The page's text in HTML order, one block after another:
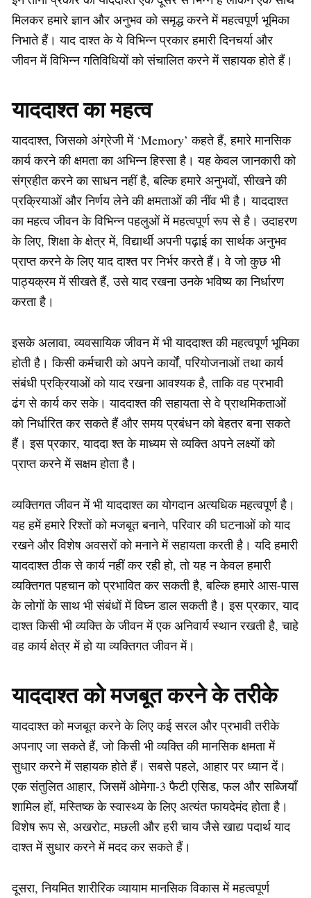
मिलकर हमारे ज्ञान और अनुभव को समृद्ध करने में महत्वपूर्ण भूमिका
निभाते हैं। याद दाश्त के ये विभिन्न प्रकार हमारी दिनचर्या और
जीवन में विभिन्न गतिविधियों को संचालित करने में सहायक होते हैं।
याददाश्त का महत्व
याददाश्त, जिसको अंग्रेजी में ‘Memory’ कहते हैं, हमारे मानसिक
कार्य करने की क्षमता का अभिन्न हिस्सा है। यह केवल जानकारी को
संग्रहीत करने का साधन नहीं है, बल्कि हमारे अनुभवों, सीखने की
प्रक्रियाओं और निर्णय लेने की क्षमताओं की नींव भी है। याददाश्त
का महत्व जीवन के विभिन्न पहलुओं में महत्वपूर्ण रूप से है। उदाहरण
के लिए, शिक्षा के क्षेत्र में, विद्यार्थी अपनी पढ़ाई का सार्थक अनुभव
प्राप्त करने के लिए याद दाश्त पर निर्भर करते हैं। वे जो कुछ भी
पाठ्यक्रम में सीखते हैं, उसे याद रखना उनके भविष्य का निर्धारण
करता है।
इसके अलावा, व्यवसायिक जीवन में भी याददाश्त की महत्वपूर्ण भूमिका
होती है। किसी कर्मचारी को अपने कार्यों, परियोजनाओं तथा कार्य
संबंधी प्रक्रियाओं को याद रखना आवश्यक है, ताकि वह प्रभावी
ढंग से कार्य कर सके। याददाश्त की सहायता से वे प्राथमिकताओं
को निर्धारित कर सकते हैं और समय प्रबंधन को बेहतर बना सकते
हैं। इस प्रकार, याददा श्त के माध्यम से व्यक्ति अपने लक्ष्यों को
प्राप्त करने में सक्षम होता है।
व्यक्तिगत जीवन में भी याददाश्त का योगदान अत्यधिक महत्वपूर्ण है।
यह हमें हमारे रिश्तों को मजबूत बनाने, परिवार की घटनाओं को याद
रखने और विशेष अवसरों को मनाने में सहायता करती है। यदि हमारी
याददाश्त ठीक से कार्य नहीं कर रही हो, तो यह न केवल हमारी
व्यक्तिगत पहचान को प्रभावित कर सकती है, बल्कि हमारे आस-पास
के लोगों के साथ भी संबंधों में विघ्न डाल सकती है। इस प्रकार, याद
दाश्त किसी भी व्यक्ति के जीवन में एक अनिवार्य स्थान रखती है, चाहे
वह कार्य क्षेत्र में हो या व्यक्तिगत जीवन में।
याददाश्त को मजबूत करने के तरीके
याददाश्त को मजबूत करने के लिए कई सरल और प्रभावी तरीके
अपनाए जा सकते हैं, जो किसी भी व्यक्ति की मानसिक क्षमता में
सुधार करने में सहायक होते हैं। सबसे पहले, आहार पर ध्यान दें।
एक संतुलित आहार, जिसमें ओमेगा-3 फैटी एसिड, फल और सब्जियाँ
शामिल हों, मस्तिष्क के स्वास्थ्य के लिए अत्यंत फायदेमंद होता है।
विशेष रूप से, अखरोट, मछली और हरी चाय जैसे खाद्य पदार्थ याद
दाश्त में सुधार करने में मदद कर सकते हैं।
दूसरा, नियमित शारीरिक व्यायाम मानसिक विकास में महत्वपूर्ण